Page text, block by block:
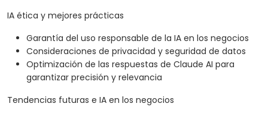
IA ética y mejores prácticas
Garantía del uso responsable de la IA en los negocios
Consideraciones de privacidad y seguridad de datos
Optimización de las respuestas de Claude AI para
garantizar precisión y relevancia
Tendencias futuras e IA en los negocios